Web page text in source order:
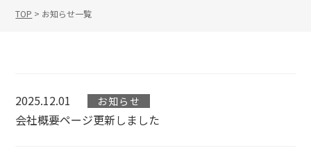
TOP > お知らせ一覧
2025.12.01 お知らせ
会社概要ページ更新しました